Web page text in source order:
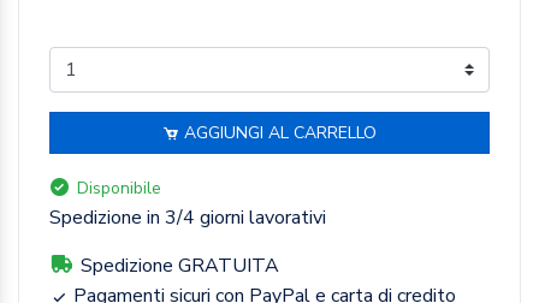
AGGIUNGI AL CARRELLO
Disponibile
Spedizione in 3/4 giorni lavorativi
Spedizione GRATUITA
Pagamenti sicuri con PayPal e carta di credito